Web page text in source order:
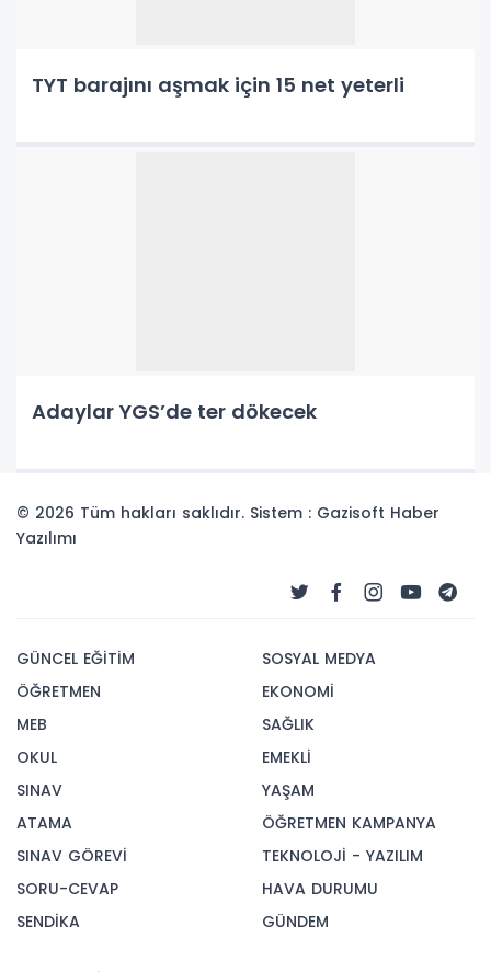
TYT barajını aşmak için 15 net yeterli
Adaylar YGS’de ter dökecek
© 2026 Tüm hakları saklıdır. Sistem : Gazisoft Haber
Yazılımı
GÜNCEL EĞİTİM
ÖĞRETMEN
MEB
OKUL
SINAV
ATAMA
SINAV GÖREVİ
SORU-CEVAP
SENDİKA
SOSYAL MEDYA
EKONOMİ
SAĞLIK
EMEKLİ
YAŞAM
ÖĞRETMEN KAMPANYA
TEKNOLOJİ - YAZILIM
HAVA DURUMU
GÜNDEM